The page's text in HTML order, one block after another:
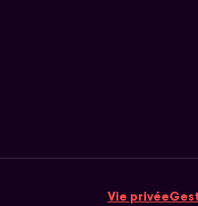
Vie privée